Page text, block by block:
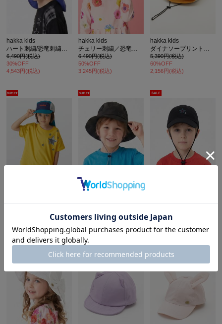
hakka kids
ハート刺繍/恐竜刺繍日よけ付きハット
6,490円(税込)
30%OFF
4,543円(税込)
hakka kids
チェリー刺繍／恐竜刺繍日よけ付きハット
6,490円(税込)
50%OFF
3,245円(税込)
hakka kids
ダイナソープリントウエスタンハット
5,390円(税込)
60%OFF
2,156円(税込)
hakka kids
70%OFF
1,782円(税込)
50%OFF
1,980円(税込)